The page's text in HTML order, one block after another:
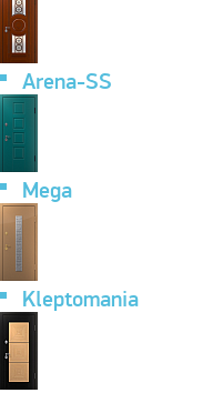
Arena-SS
Mega
Kleptomania